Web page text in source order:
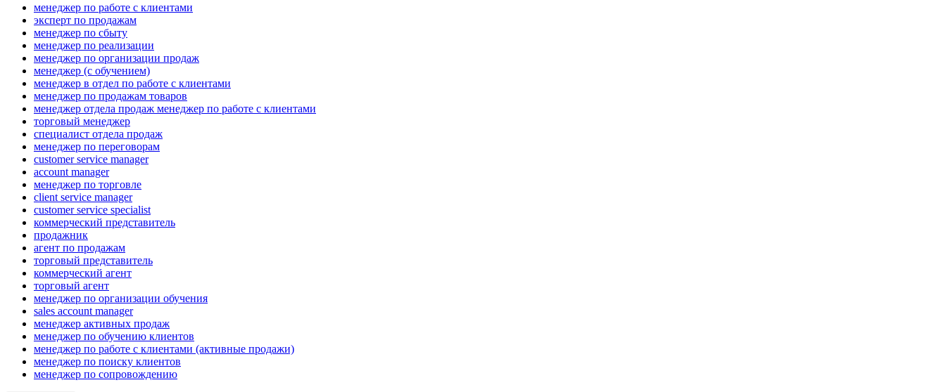
менеджер по работе с клиентами
эксперт по продажам
менеджер по сбыту
менеджер по реализации
менеджер по организации продаж
менеджер (с обучением)
менеджер в отдел по работе с клиентами
менеджер по продажам товаров
менеджер отдела продаж менеджер по работе с клиентами
торговый менеджер
специалист отдела продаж
менеджер по переговорам
customer service manager
account manager
менеджер по торговле
client service manager
customer service specialist
коммерческий представитель
продажник
агент по продажам
торговый представитель
коммерческий агент
торговый агент
менеджер по организации обучения
sales account manager
менеджер активных продаж
менеджер по обучению клиентов
менеджер по работе с клиентами (активные продажи)
менеджер по поиску клиентов
менеджер по сопровождению